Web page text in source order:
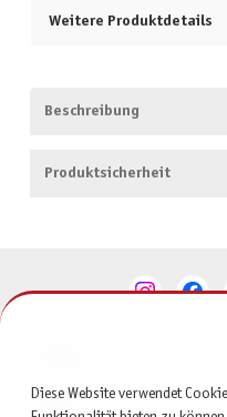
Weitere Produktdetails
Beschreibung
Produktsicherheit
SERVICE
Diese Website verwendet